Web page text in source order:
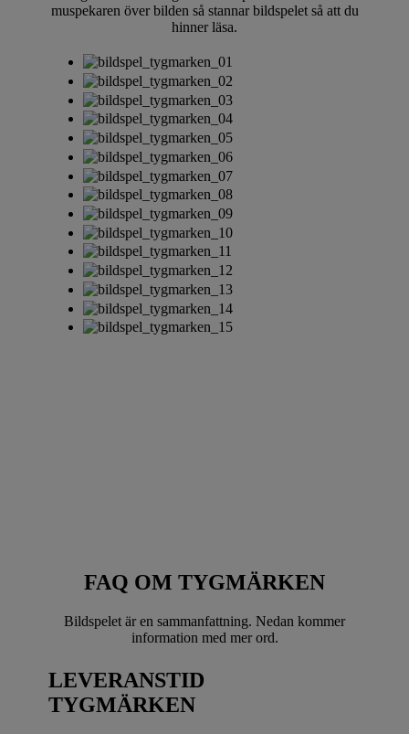
muspekaren över bilden så stannar bildspelet så att du
hinner läsa.
FAQ OM TYGMÄRKEN
Bildspelet är en sammanfattning. Nedan kommer
information med mer ord.
LEVERANSTID
TYGMÄRKEN